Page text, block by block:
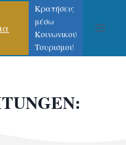
Κρατήσεις
μέσω
Κοινωνικού
Τουρισμού